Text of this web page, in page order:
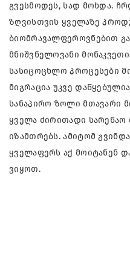
გვესმოდეს, სად მოხდა.
ზღვისთვის ყველაზე
ბიომრავალფეროვნებით
მნიშვნელოვანი
სასიცოცხლო პროცესები
მიგრაცია უკვე
სანაპირო ზოლი მთავარი
ყველა ძირითადი სარეწაო
იზამთრებს. ამიტომ
ყველაფერს აქ მოიტანენ
ვიყოთ.